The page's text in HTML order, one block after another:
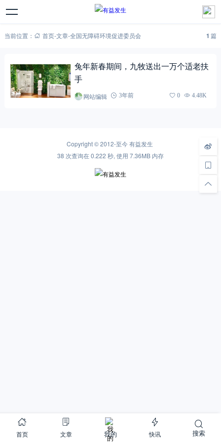
当前位置： 首页-文章-全国无障碍环境促进委员会 1 篇
兔年新春期间，九牧送出一万个适老扶
手
网站编辑 3年前 0 4.48K
Copyright © 2012-至今有益发生
38 次查询在 0.222 秒, 使用 7.36MB 内存
首页 文章 我的 快讯 搜索